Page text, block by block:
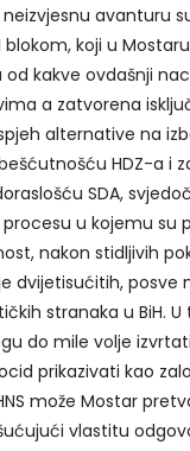
avanturu
blokom, koji u
od kakve ovdašnji
a zatvorena
alternative na
HDZ-a i
SDA,
u kojemu su
nakon stidljivih
dvijetisućitih, posve
stranaka u BiH.
do mile volje
prikazivati kao
može Mostar
vlastitu